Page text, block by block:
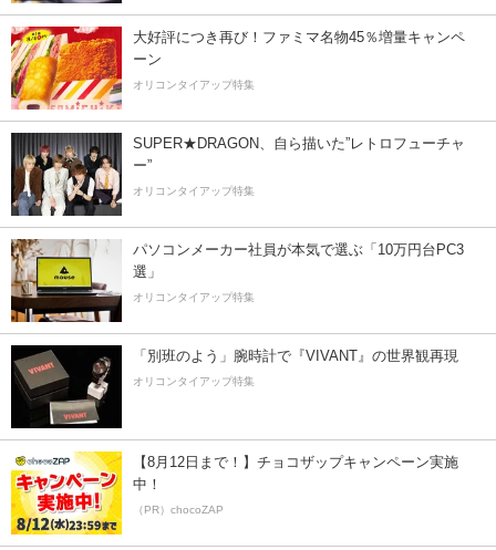
大好評につき再び！ファミマ名物45％増量キャンペ
ーン
オリコンタイアップ特集
SUPER★DRAGON、自ら描いた”レトロフューチャ
ー”
オリコンタイアップ特集
パソコンメーカー社員が本気で選ぶ「10万円台PC3
選」
オリコンタイアップ特集
「別班のよう」腕時計で『VIVANT』の世界観再現
オリコンタイアップ特集
【8月12日まで！】チョコザップキャンペーン実施
中！
（PR）chocoZAP